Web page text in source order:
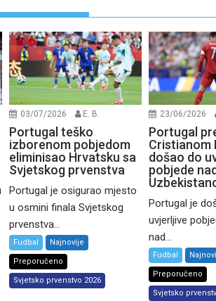
03/07/2026 E. B.
Portugal teško
izborenom pobjedom
eliminisao Hrvatsku sa
Svjetskog prvenstva
Portugal je osigurao mjesto
u osmini finala Svjetskog
prvenstva...
Fudbal Najnovije
Preporučeno
Svjetsko prvenstvo 2026
23/06/2026
Portugal
Cristianom
došao do
pobjede nad
Portugal je
uvjerljive
nad...
Fudbal
Preporučeno
Svjetsko